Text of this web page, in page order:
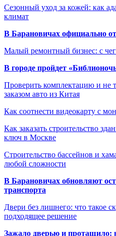
Сезонный уход за кожей: как
климат
В Барановичах официально
Малый ремонтный бизнес: с
В городе пройдет
Проверить комплектацию и не
заказом авто из Китая
Как соотнести видеокарту с
Как заказать строительство
ключ в Москве
Строительство бассейнов и
любой сложности
В Барановичах обновляют
транспорта
Двери без лишнего: что такое
подходящее решение
Зажало дверью и протащило: